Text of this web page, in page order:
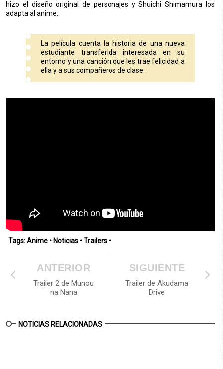
hizo el diseño original de personajes y Shuichi Shimamura los
adapta al anime.
La película cuenta la historia de una nueva
estudiante transferida interesada en su
entorno y una canción que les trae felicidad a
ella y a sus compañeros de clase.
Tags:Anime • Noticias •Trailers •
SIGUIENTE
Trailer de Akudama
Drive
ANTERIOR
Trailer 2 de Munou
na Nana
NOTICIAS RELACIONADAS